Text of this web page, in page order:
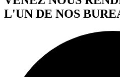
L'UN DE NOS